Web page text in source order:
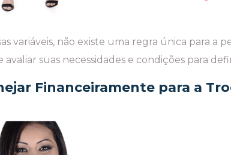
variáveis, não existe uma regra única para a
avaliar suas necessidades e condições para
Financeiramente para a